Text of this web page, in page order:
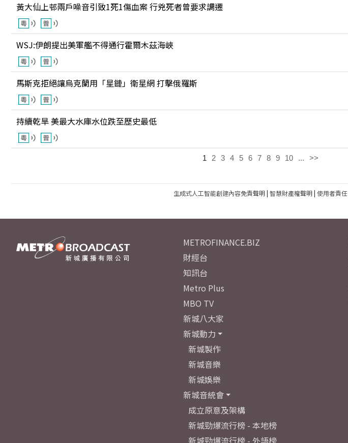
黃大仙上邨兩戶噪音引致1死1傷血案 行兇死者曾要求調遷
WSJ:伊朗提出美軍艦不得通行霍爾木茲海峽
馬斯克拒絕讓烏克蘭用「星鏈」衛星網 打擊俄羅斯
持續乾旱 美最大水庫水位跌至歷史最低
1 2 3 4 5 6 7 8 9 10 ... >>
生成式人工智能創建內容免責聲明| 智慧財產權聲明| 使用者責任
METROFINANCE.BIZ
財經台
知訊台
Metro Plus
MBO TV
新城八大家
新城動力
新城製作
新城音樂
新城娛樂
新城音統會
成立原意及架構
新城勁爆流行榜 - 本地榜
新城勁爆流行榜 - 外語榜